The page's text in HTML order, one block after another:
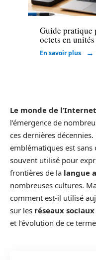
Informatique
Guide pratique
octets en
En savoir plus
Le monde de l’Internet
l’émergence de
ces dernières
emblématiques est sans
souvent utilisé pour
frontières de la langue
nombreuses cultures.
comment est-il utilisé
sur les réseaux sociaux
et l’évolution de ce